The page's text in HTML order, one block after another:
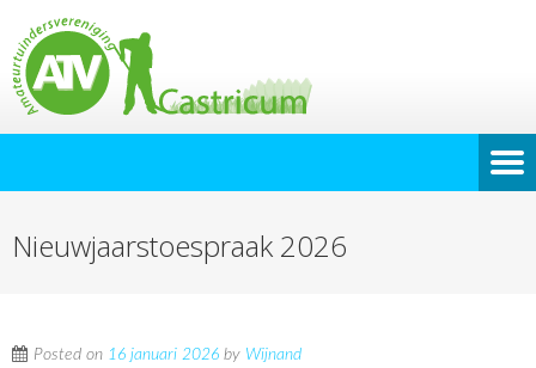
Nieuwjaarstoespraak 2026
Posted on 16 januari 2026 by Wijnand